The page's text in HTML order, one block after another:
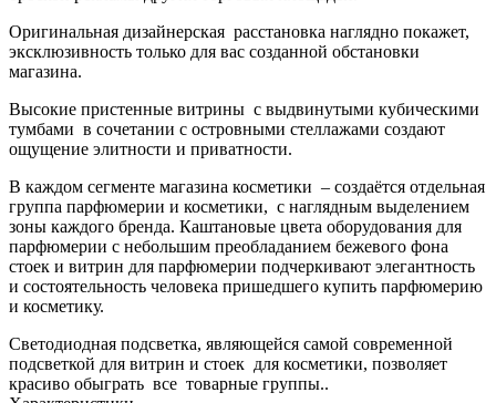
Оригинальная дизайнерская расстановка наглядно покажет,
эксклюзивность только для вас созданной обстановки
магазина.
Высокие пристенные витрины с выдвинутыми кубическими
тумбами в сочетании с островными стеллажами создают
ощущение элитности и приватности.
В каждом сегменте магазина косметики – создаётся отдельная
группа парфюмерии и косметики, с наглядным выделением
зоны каждого бренда. Каштановые цвета оборудования для
парфюмерии с небольшим преобладанием бежевого фона
стоек и витрин для парфюмерии подчеркивают элегантность
и состоятельность человека пришедшего купить парфюмерию
и косметику.
Светодиодная подсветка, являющейся самой современной
подсветкой для витрин и стоек для косметики, позволяет
красиво обыграть все товарные группы..